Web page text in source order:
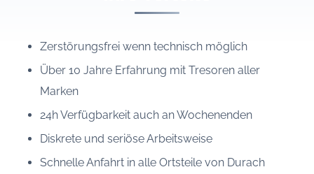
Zerstörungsfrei wenn technisch möglich
Über 10 Jahre Erfahrung mit Tresoren aller
Marken
24h Verfügbarkeit auch an Wochenenden
Diskrete und seriöse Arbeitsweise
Schnelle Anfahrt in alle Ortsteile von Durach